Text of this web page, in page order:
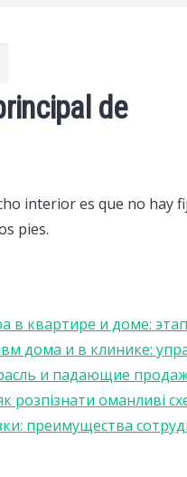
de
interior es que no hay
pies.
в квартире и доме:
дома и в клинике:
и падающие
розпізнати оманливі
преимущества